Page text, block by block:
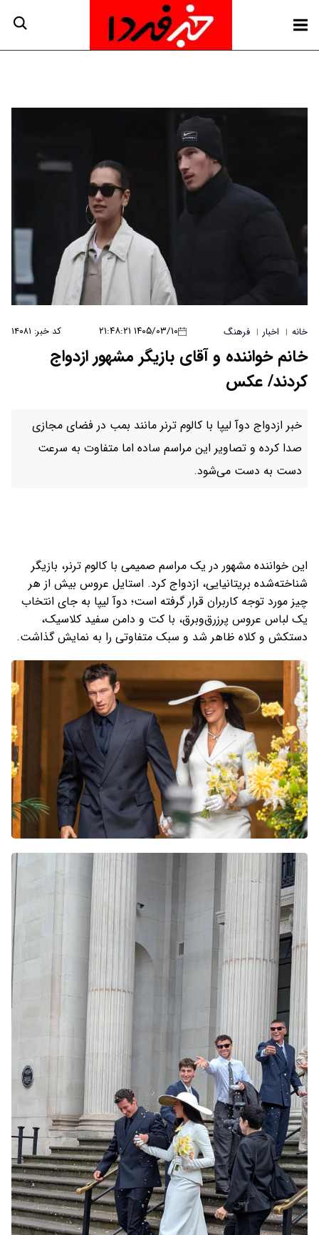
خانه | اخبار | فرهنگ ۱۴۰۵/۰۳/۱۰ ۲۱:۴۸:۲۱ کد خبر: ۱۴۰۸۱
خانم خواننده و آقای بازیگر مشهور ازدواج
کردند/ عکس
خبر ازدواج دوآ لیپا با کالوم ترنر مانند بمب در فضای مجازی
صدا کرده و تصاویر این مراسم ساده اما متفاوت به سرعت
دست به دست می‌شود.
این خواننده مشهور در یک مراسم صمیمی با کالوم ترنر، بازیگر
شناخته‌شده بریتانیایی، ازدواج کرد. استایل عروس بیش از هر
چیز مورد توجه کاربران قرار گرفته است؛ دوآ لیپا به جای انتخاب
یک لباس عروس پرزرق‌وبرق، با کت و دامن سفید کلاسیک،
دستکش و کلاه ظاهر شد و سبک متفاوتی را به نمایش گذاشت.